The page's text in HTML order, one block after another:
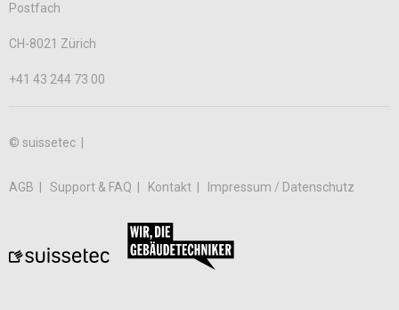
Postfach
CH-8021 Zürich
+41 43 244 73 00
© suissetec |
AGB Support & FAQ Kontakt Impressum / Datenschutz